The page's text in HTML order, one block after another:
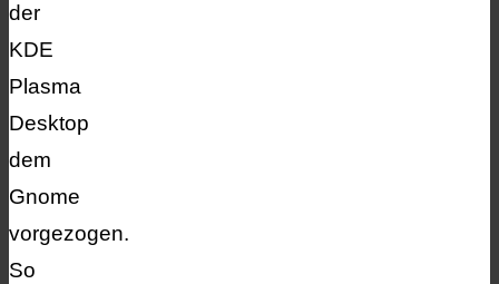
der
KDE
Plasma
Desktop
dem
Gnome
vorgezogen.
So